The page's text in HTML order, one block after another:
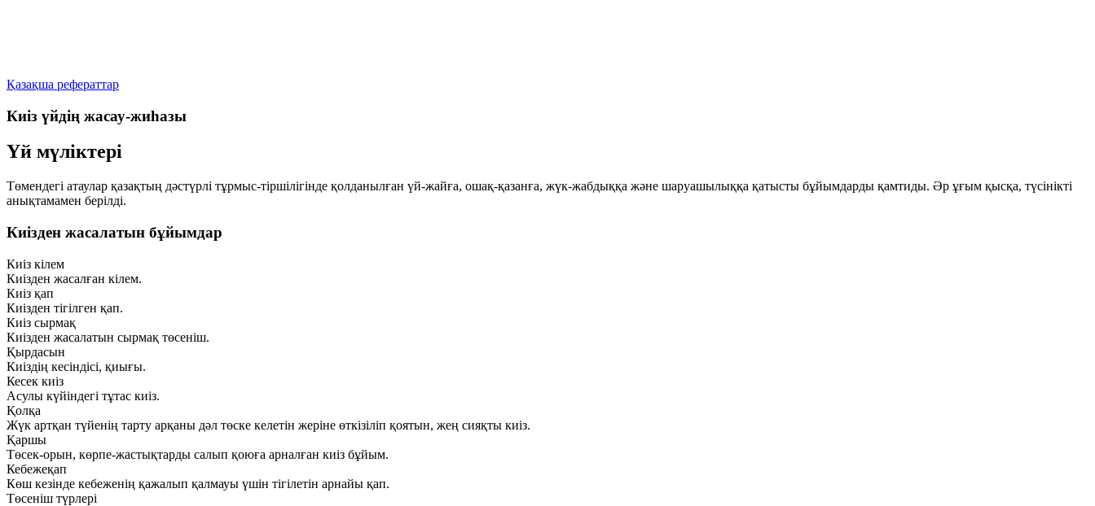
Қазақша рефераттар
Киіз үйдің жасау-жиһазы
Үй мүліктері
Төмендегі атаулар қазақтың дәстүрлі тұрмыс-тіршілігінде қолданылған үй-жайға, ошақ-қазанға, жүк-жабдыққа және шаруашылыққа қатысты бұйымдарды қамтиды. Әр ұғым қысқа, түсінікті
анықтамамен берілді.
Киізден жасалатын бұйымдар
Киіз кілем
Киізден жасалған кілем.
Киіз қап
Киізден тігілген қап.
Киіз сырмақ
Киізден жасалатын сырмақ төсеніш.
Қырдасын
Киіздің кесіндісі, қиығы.
Кесек киіз
Асулы күйіндегі тұтас киіз.
Қолқа
Жүк артқан түйенің тарту арқаны дәл төске келетін жеріне өткізіліп қоятын, жең сияқты киіз.
Қаршы
Төсек-орын, көрпе-жастықтарды салып қоюға арналған киіз бұйым.
Кебежеқап
Көш кезінде кебеженің қажалып қалмауы үшін тігілетін арнайы қап.
Төсеніш түрлері